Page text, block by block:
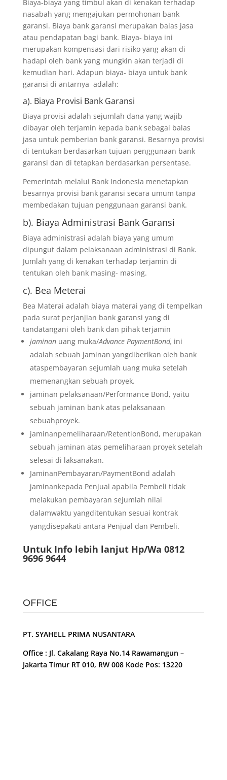
Biaya-biaya yang timbul akan di kenakan terhadap
nasabah yang mengajukan permohonan bank
garansi. Biaya bank garansi merupakan balas jasa
atau pendapatan bagi bank. Biaya- biaya ini
merupakan kompensasi dari risiko yang akan di
hadapi oleh bank yang mungkin akan terjadi di
kemudian hari. Adapun biaya- biaya untuk bank
garansi di antarnya adalah:
a). Biaya Provisi Bank Garansi
Biaya provisi adalah sejumlah dana yang wajib
dibayar oleh terjamin kepada bank sebagai balas
jasa untuk pemberian bank garansi. Besarnya provisi
di tentukan berdasarkan tujuan penggunaan bank
garansi dan di tetapkan berdasarkan persentase.
Pemerintah melalui Bank Indonesia menetapkan
besarnya provisi bank garansi secara umum tanpa
membedakan tujuan penggunaan garansi bank.
b). Biaya Administrasi Bank Garansi
Biaya administrasi adalah biaya yang umum
dipungut dalam pelaksanaan administrasi di Bank.
Jumlah yang di kenakan terhadap terjamin di
tentukan oleh bank masing- masing.
c). Bea Meterai
Bea Materai adalah biaya materai yang di tempelkan
pada surat perjanjian bank garansi yang di
tandatangani oleh bank dan pihak terjamin
jaminan uang muka/Advance PaymentBond, ini
adalah sebuah jaminan yangdiberikan oleh bank
ataspembayaran sejumlah uang muka setelah
memenangkan sebuah proyek.
jaminan pelaksanaan/Performance Bond, yaitu
sebuah jaminan bank atas pelaksanaan
sebuahproyek.
jaminanpemeliharaan/RetentionBond, merupakan
sebuah jaminan atas pemeliharaan proyek setelah
selesai di laksanakan.
JaminanPembayaran/PaymentBond adalah
jaminankepada Penjual apabila Pembeli tidak
melakukan pembayaran sejumlah nilai
dalamwaktu yangditentukan sesuai kontrak
yangdisepakati antara Penjual dan Pembeli.
Untuk Info lebih lanjut Hp/Wa 0812
9696 9644
OFFICE
PT. SYAHELL PRIMA NUSANTARA
Office : Jl. Cakalang Raya No.14 Rawamangun –
Jakarta Timur RT 010, RW 008 Kode Pos: 13220